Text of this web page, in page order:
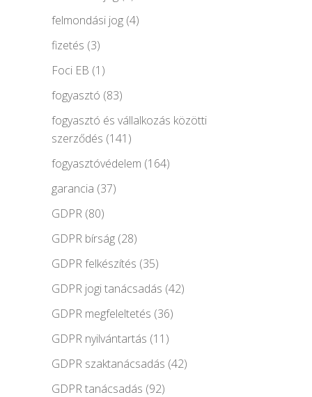
felmondási jog (4)
fizetés (3)
Foci EB (1)
fogyasztó (83)
fogyasztó és vállalkozás közötti
szerződés (141)
fogyasztóvédelem (164)
garancia (37)
GDPR (80)
GDPR bírság (28)
GDPR felkészítés (35)
GDPR jogi tanácsadás (42)
GDPR megfeleltetés (36)
GDPR nyilvántartás (11)
GDPR szaktanácsadás (42)
GDPR tanácsadás (92)